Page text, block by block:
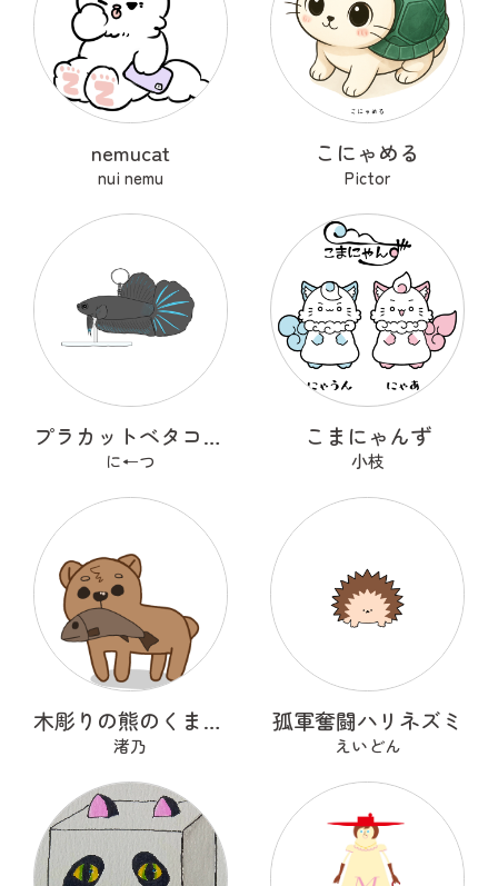
nemucat
nui nemu
こにゃめる
Pictor
プラカットベタコレクションver.1
に←つ
こまにゃんず
小枝
木彫りの熊のくまっくまさん
渚乃
孤軍奮闘ハリネズミ
えいどん